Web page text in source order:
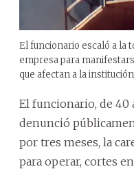
El funcionario escaló a la
empresa para
que afectan a la
El funcionario, de 40
denunció
por tres meses, la
para operar, cortes